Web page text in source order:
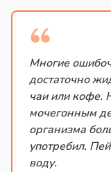
Многие
достаточно
чаи или кофе.
мочегонным
организма
употребил.
воду.